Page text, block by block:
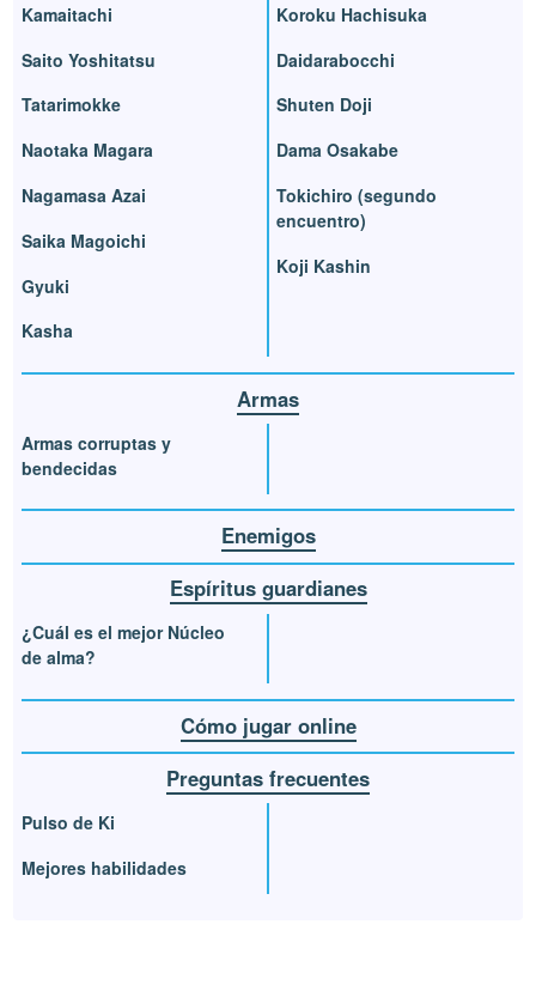
Kamaitachi
Saito Yoshitatsu
Tatarimokke
Naotaka Magara
Nagamasa Azai
Saika Magoichi
Gyuki
Kasha
Koroku Hachisuka
Daidarabocchi
Shuten Doji
Dama Osakabe
Tokichiro (segundo
encuentro)
Koji Kashin
Armas
Armas corruptas y
bendecidas
Enemigos
Espíritus guardianes
¿Cuál es el mejor Núcleo
de alma?
Cómo jugar online
Preguntas frecuentes
Pulso de Ki
Mejores habilidades